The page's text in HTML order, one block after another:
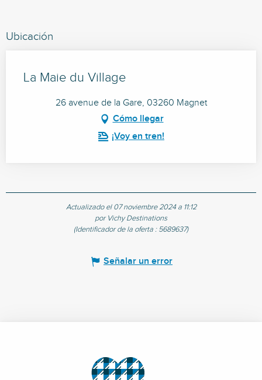
Ubicación
La Maie du Village
26 avenue de la Gare, 03260 Magnet
Cómo llegar
¡Voy en tren!
Actualizado el 07 noviembre 2024 a 11:12
por Vichy Destinations
(Identificador de la oferta : 5689637)
Señalar un error